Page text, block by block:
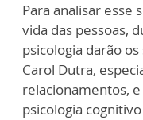
Para analisar
vida das pessoas,
psicologia darão
Carol Dutra,
relacionamentos,
psicologia